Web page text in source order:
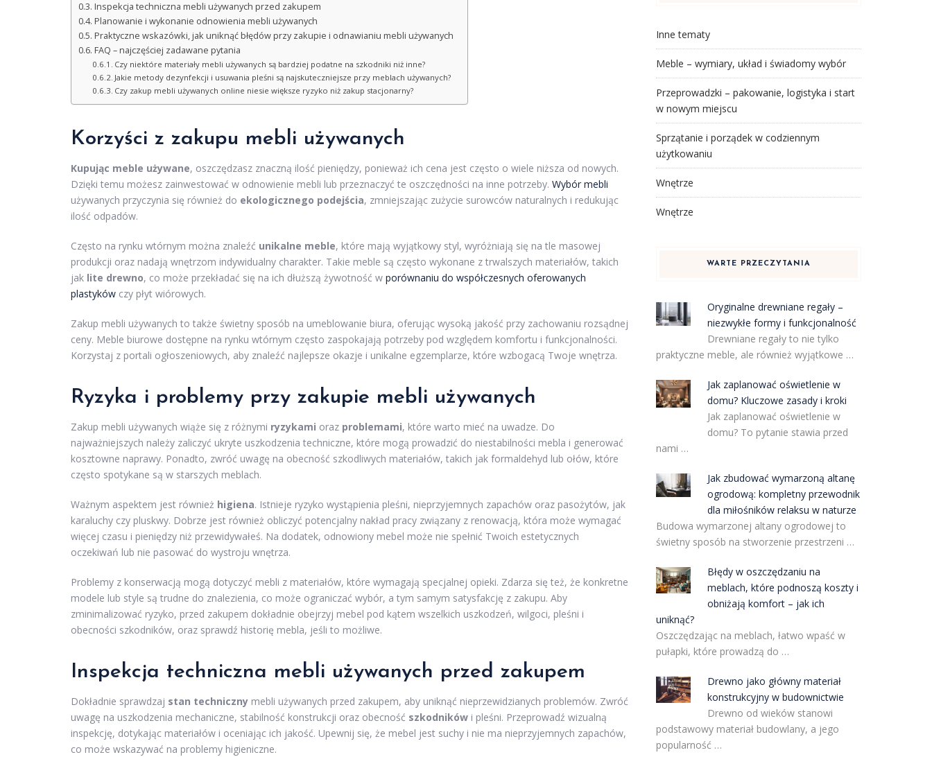
Inspekcja techniczna mebli używanych przed zakupem
Planowanie i wykonanie odnowienia mebli używanych
Praktyczne wskazówki, jak uniknąć błędów przy zakupie i odnawianiu mebli używanych
FAQ – najczęściej zadawane pytania
Czy niektóre materiały mebli używanych są bardziej podatne na szkodniki niż inne?
Jakie metody dezynfekcji i usuwania pleśni są najskuteczniejsze przy meblach używanych?
Czy zakup mebli używanych online niesie większe ryzyko niż zakup stacjonarny?
Korzyści z zakupu mebli używanych
Kupując meble używane, oszczędzasz znaczną ilość pieniędzy, ponieważ ich cena jest często o wiele niższa od nowych.
Dzięki temu możesz zainwestować w odnowienie mebli lub przeznaczyć te oszczędności na inne potrzeby. Wybór mebli
używanych przyczynia się również do ekologicznego podejścia, zmniejszając zużycie surowców naturalnych i redukując
ilość odpadów.
Często na rynku wtórnym można znaleźć unikalne meble, które mają wyjątkowy styl, wyróżniają się na tle masowej
produkcji oraz nadają wnętrzom indywidualny charakter. Takie meble są często wykonane z trwalszych materiałów, takich
jak lite drewno, co może przekładać się na ich dłuższą żywotność w porównaniu do współczesnych oferowanych
plastyków czy płyt wiórowych.
Zakup mebli używanych to także świetny sposób na umeblowanie biura, oferując wysoką jakość przy zachowaniu rozsądnej
ceny. Meble biurowe dostępne na rynku wtórnym często zaspokajają potrzeby pod względem komfortu i funkcjonalności.
Korzystaj z portali ogłoszeniowych, aby znaleźć najlepsze okazje i unikalne egzemplarze, które wzbogacą Twoje wnętrza.
Ryzyka i problemy przy zakupie mebli używanych
Zakup mebli używanych wiąże się z różnymi ryzykami oraz problemami, które warto mieć na uwadze. Do
najważniejszych należy zaliczyć ukryte uszkodzenia techniczne, które mogą prowadzić do niestabilności mebla i generować
kosztowne naprawy. Ponadto, zwróć uwagę na obecność szkodliwych materiałów, takich jak formaldehyd lub ołów, które
często spotykane są w starszych meblach.
Ważnym aspektem jest również higiena. Istnieje ryzyko wystąpienia pleśni, nieprzyjemnych zapachów oraz pasożytów, jak
karaluchy czy pluskwy. Dobrze jest również obliczyć potencjalny nakład pracy związany z renowacją, która może wymagać
więcej czasu i pieniędzy niż przewidywałeś. Na dodatek, odnowiony mebel może nie spełnić Twoich estetycznych
oczekiwań lub nie pasować do wystroju wnętrza.
Problemy z konserwacją mogą dotyczyć mebli z materiałów, które wymagają specjalnej opieki. Zdarza się też, że konkretne
modele lub style są trudne do znalezienia, co może ograniczać wybór, a tym samym satysfakcję z zakupu. Aby
zminimalizować ryzyko, przed zakupem dokładnie obejrzyj mebel pod kątem wszelkich uszkodzeń, wilgoci, pleśni i
obecności szkodników, oraz sprawdź historię mebla, jeśli to możliwe.
Inspekcja techniczna mebli używanych przed zakupem
Dokładnie sprawdzaj stan techniczny mebli używanych przed zakupem, aby uniknąć nieprzewidzianych problemów. Zwróć
uwagę na uszkodzenia mechaniczne, stabilność konstrukcji oraz obecność szkodników i pleśni. Przeprowadź wizualną
inspekcję, dotykając materiałów i oceniając ich jakość. Upewnij się, że mebel jest suchy i nie ma nieprzyjemnych zapachów,
co może wskazywać na problemy higieniczne.
Inne tematy
Meble – wymiary, układ i świadomy wybór
Przeprowadzki – pakowanie, logistyka i start
w nowym miejscu
Sprzątanie i porządek w codziennym
użytkowaniu
Wnętrze
Wnętrze
WARTE PRZECZYTANIA
Oryginalne drewniane regały –
niezwykłe formy i funkcjonalność
Drewniane regały to nie tylko
praktyczne meble, ale również wyjątkowe …
Jak zaplanować oświetlenie w
domu? Kluczowe zasady i kroki
Jak zaplanować oświetlenie w
domu? To pytanie stawia przed
nami …
Jak zbudować wymarzoną altanę
ogrodową: kompletny przewodnik
dla miłośników relaksu w naturze
Budowa wymarzonej altany ogrodowej to
świetny sposób na stworzenie przestrzeni …
Błędy w oszczędzaniu na
meblach, które podnoszą koszty i
obniżają komfort – jak ich
uniknąć?
Oszczędzając na meblach, łatwo wpaść w
pułapki, które prowadzą do …
Drewno jako główny materiał
konstrukcyjny w budownictwie
Drewno od wieków stanowi
podstawowy materiał budowlany, a jego
popularność …